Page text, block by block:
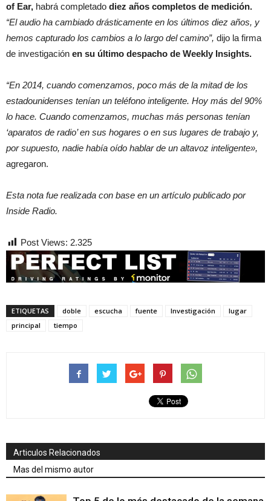
of Ear, habrá completado diez años completos de medición.
“El audio ha cambiado drásticamente en los últimos diez años, y
hemos capturado los cambios a lo largo del camino”, dijo la firma
de investigación en su último despacho de Weekly Insights.
“En 2014, cuando comenzamos, poco más de la mitad de los
estadounidenses tenían un teléfono inteligente. Hoy más del 90%
lo hace. Cuando comenzamos, muchas más personas tenían
‘aparatos de radio’ en sus hogares o en sus lugares de trabajo y,
por supuesto, nadie había oído hablar de un altavoz inteligente»,
agregaron.
Esta nota fue realizada con base en un artículo publicado por
Inside Radio.
Post Views: 2.325
ETIQUETAS doble escucha fuente Investigación
lugar
principal
tiempo
Articulos Relacionados
Mas del mismo autor